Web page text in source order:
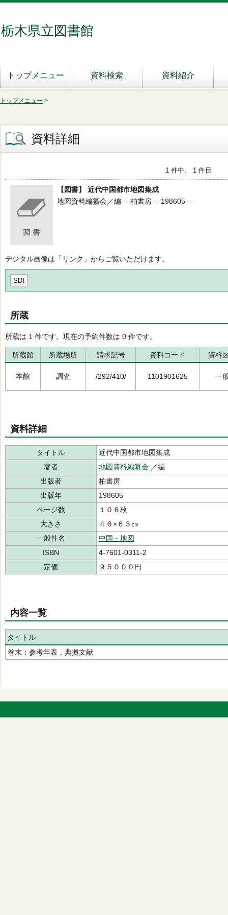
栃木県立図書館
トップメニュー 資料検索 資料紹介
トップメニュー >
資料詳細
1 件中、 1 件目
【図書】 近代中国都市地図集成
地図資料編纂会／編 -- 柏書房 -- 198605 --
デジタル画像は「リンク」からご覧いただけます。
SDI
所蔵
所蔵は 1 件です。現在の予約件数は 0 件です。
所蔵館 所蔵場所 請求記号 資料コード 資料
本館 調査 /292/410/ 1101901625 一
資料詳細
タイトル
近代中国都市地図集成
著者
地図資料編纂会 ／編
出版者
柏書房
出版年
198605
ページ数
１０６枚
大きさ
４６×６３㎝
一般件名
中国－地図
ISBN
4-7601-0311-2
定価
９５０００円
内容一覧
タイトル
巻末：参考年表，典拠文献